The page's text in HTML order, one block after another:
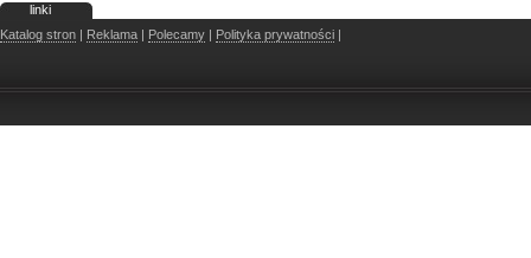
linki
Katalog stron | Reklama | Polecamy | Polityka prywatności |